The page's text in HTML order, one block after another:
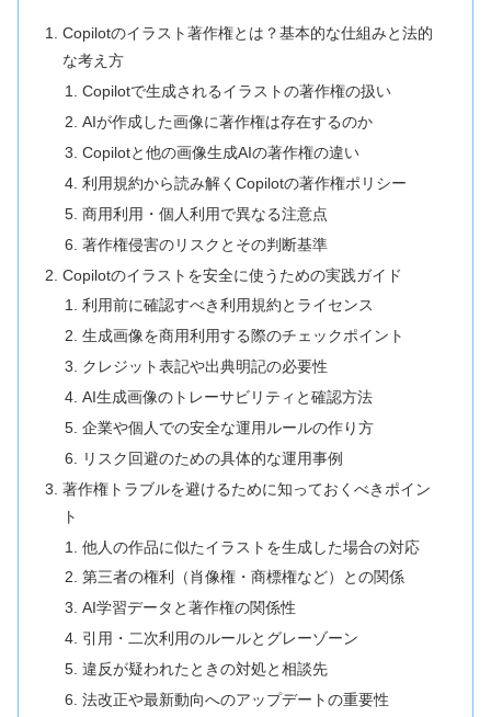
Copilotのイラスト著作権とは？基本的な仕組みと法的
な考え方
Copilotで生成されるイラストの著作権の扱い
AIが作成した画像に著作権は存在するのか
Copilotと他の画像生成AIの著作権の違い
利用規約から読み解くCopilotの著作権ポリシー
商用利用・個人利用で異なる注意点
著作権侵害のリスクとその判断基準
Copilotのイラストを安全に使うための実践ガイド
利用前に確認すべき利用規約とライセンス
生成画像を商用利用する際のチェックポイント
クレジット表記や出典明記の必要性
AI生成画像のトレーサビリティと確認方法
企業や個人での安全な運用ルールの作り方
リスク回避のための具体的な運用事例
著作権トラブルを避けるために知っておくべきポイン
ト
他人の作品に似たイラストを生成した場合の対応
第三者の権利（肖像権・商標権など）との関係
AI学習データと著作権の関係性
引用・二次利用のルールとグレーゾーン
違反が疑われたときの対処と相談先
法改正や最新動向へのアップデートの重要性